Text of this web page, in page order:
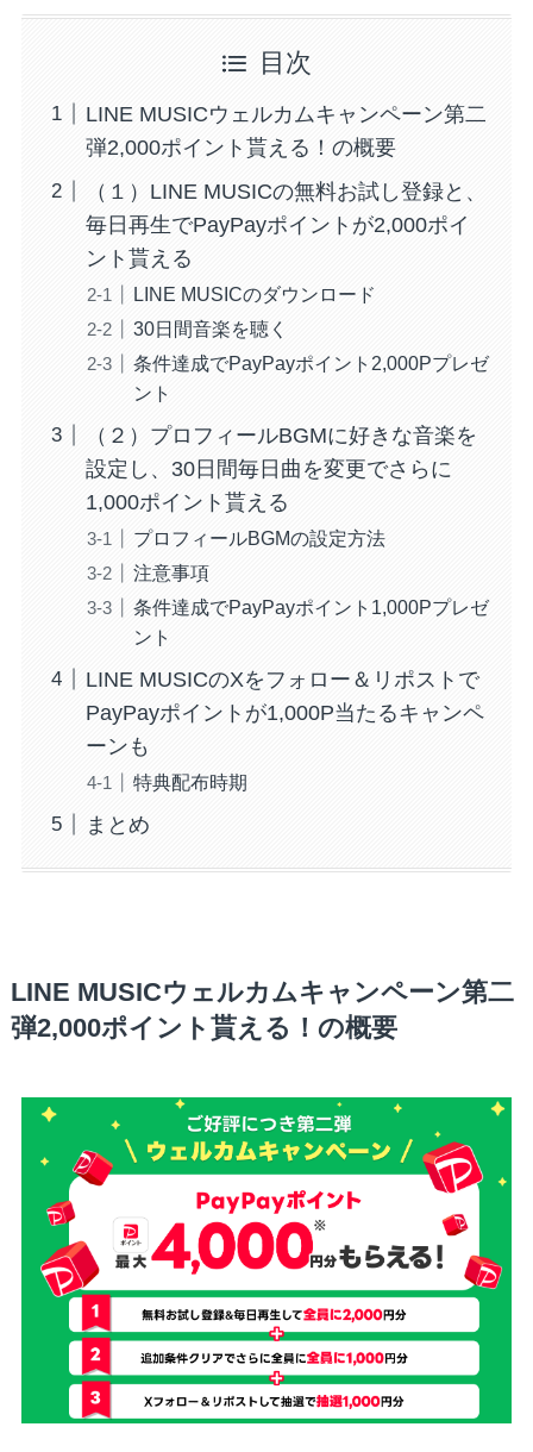
目次
LINE MUSICウェルカムキャンペーン第二
弾2,000ポイント貰える！の概要
（１）LINE MUSICの無料お試し登録と、
毎日再生でPayPayポイントが2,000ポイ
ント貰える
LINE MUSICのダウンロード
30日間音楽を聴く
条件達成でPayPayポイント2,000Pプレゼ
ント
（２）プロフィールBGMに好きな音楽を
設定し、30日間毎日曲を変更でさらに
1,000ポイント貰える
プロフィールBGMの設定方法
注意事項
条件達成でPayPayポイント1,000Pプレゼ
ント
LINE MUSICのXをフォロー＆リポストで
PayPayポイントが1,000P当たるキャンペ
ーンも
特典配布時期
まとめ
LINE MUSICウェルカムキャンペーン第二
弾2,000ポイント貰える！の概要